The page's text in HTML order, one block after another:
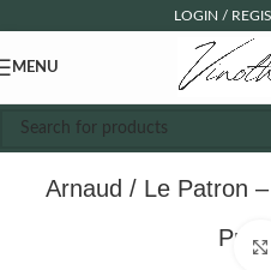
LOGIN /
MENU
Arnaud / Le Patron